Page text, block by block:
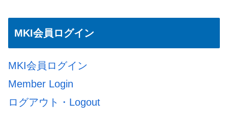
MKI会員ログイン
MKI会員ログイン
Member Login
ログアウト・Logout